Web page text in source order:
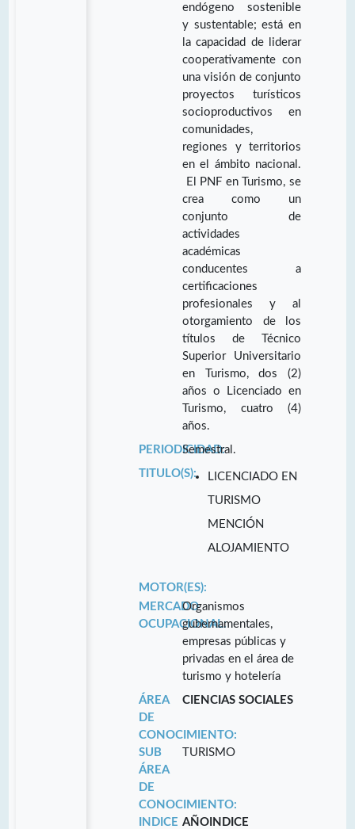
endógeno sostenible
y sustentable; está en
la capacidad de liderar
cooperativamente con
una visión de conjunto
proyectos turísticos
socioproductivos en
comunidades,
regiones y territorios
en el ámbito nacional.
El PNF en Turismo, se
crea como un
conjunto de
actividades
académicas
conducentes a
certificaciones
profesionales y al
otorgamiento de los
títulos de Técnico
Superior Universitario
en Turismo, dos (2)
años o Licenciado en
Turismo, cuatro (4)
años.
PERIODICIDAD:
Semestral.
TITULO(S):
LICENCIADO EN
TURISMO
MENCIÓN
ALOJAMIENTO
MOTOR(ES):
MERCADO
OCUPACIONAL:
Organismos
gubernamentales,
empresas públicas y
privadas en el área de
turismo y hotelería
ÁREA
DE
CONOCIMIENTO:
CIENCIAS SOCIALES
SUB
ÁREA
DE
CONOCIMIENTO:
TURISMO
INDICE AÑO INDICE